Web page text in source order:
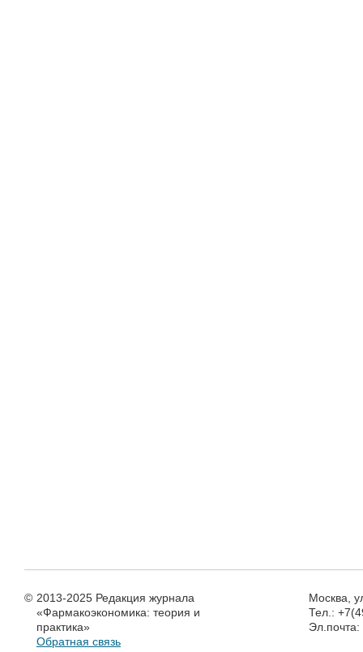
© 2013-2025 Редакция журнала
«Фармакоэкономика: теория и
практика»
Обратная связь
Москва,
Тел.:
Эл.почта: